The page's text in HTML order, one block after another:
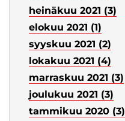
heinäkuu 2021 (3)
elokuu 2021 (1)
syyskuu 2021 (2)
lokakuu 2021 (4)
marraskuu 2021 (3)
joulukuu 2021 (3)
tammikuu 2020 (3)